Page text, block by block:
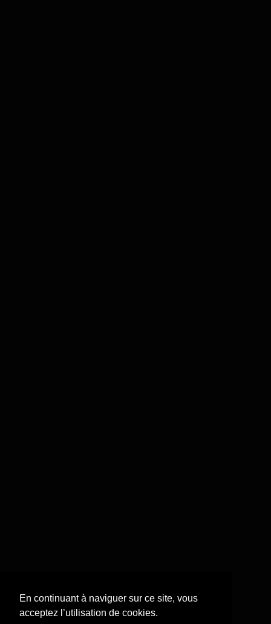
En continuant à naviguer sur ce site, vous
acceptez l’utilisation de cookies.